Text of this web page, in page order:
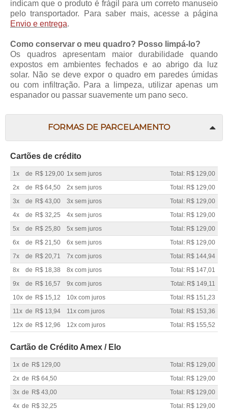
indicam que o produto é frágil para um correto manuseio
pelo transportador. Para saber mais, acesse a página
Envio e entrega.
Como conservar o meu quadro? Posso limpá-lo?
Os quadros apresentam maior durabilidade quando
expostos em ambientes fechados e ao abrigo da luz
solar. Não se deve expor o quadro em paredes úmidas
ou com infiltração. Para a limpeza, utilizar apenas um
espanador ou passar suavemente um pano seco.
FORMAS DE PARCELAMENTO
Cartões de crédito
1x de R$ 129,00 1x sem juros
Total: R$ 129,00
2x
de R$ 64,50 2x sem juros
Total: R$ 129,00
3x
de R$ 43,00 3x sem juros
Total: R$ 129,00
4x
de R$ 32,25 4x sem juros
Total: R$ 129,00
5x
de R$ 25,80 5x sem juros
Total: R$ 129,00
6x
de R$ 21,50 6x sem juros
Total: R$ 129,00
7x
de R$ 20,71 7x com juros
Total: R$ 144,94
8x
de R$ 18,38 8x com juros
Total: R$ 147,01
9x
de R$ 16,57 9x com juros
Total: R$ 149,11
10x de R$ 15,12 10x com juros
Total: R$ 151,23
11x de R$ 13,94 11x com juros
Total: R$ 153,36
12x de R$ 12,96 12x com juros Total: R$ 155,52
Cartão de Crédito Amex / Elo
1x de R$ 129,00
Total: R$ 129,00
2x de R$ 64,50
Total: R$ 129,00
3x de R$ 43,00
Total: R$ 129,00
4x de R$ 32,25
Total: R$ 129,00